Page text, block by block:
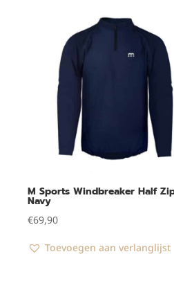
M Sports Windbreaker Half
Navy
€69,90
Toevoegen aan verlanglijst